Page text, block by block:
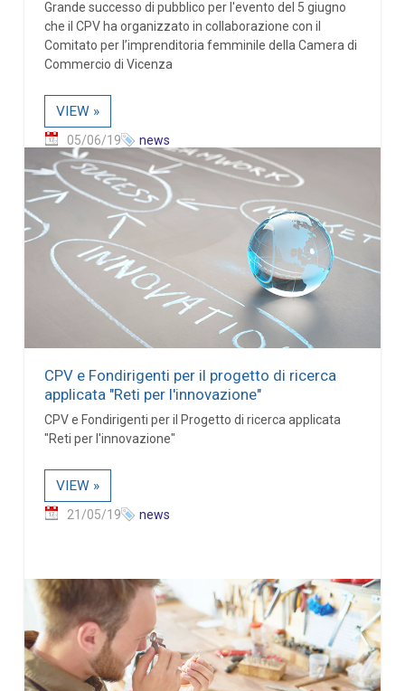
Grande successo di pubblico per l'evento del 5 giugno
che il CPV ha organizzato in collaborazione con il
Comitato per l’imprenditoria femminile della Camera di
Commercio di Vicenza
VIEW »
05/06/19 news
CPV e Fondirigenti per il progetto di ricerca
applicata "Reti per l'innovazione"
CPV e Fondirigenti per il Progetto di ricerca applicata
"Reti per l'innovazione"
VIEW »
21/05/19 news